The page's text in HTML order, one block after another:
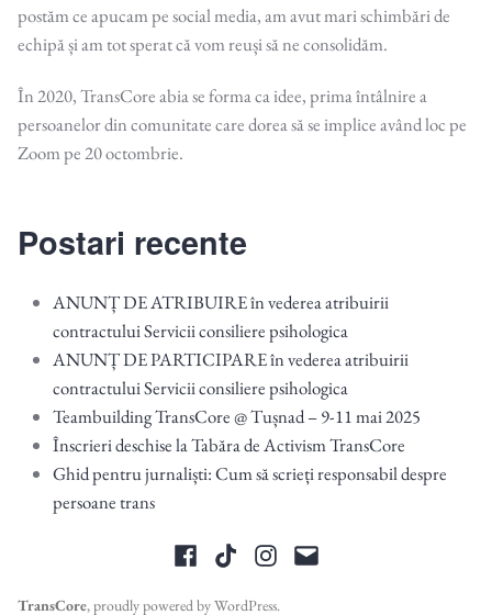
postăm ce apucam pe social media, am avut mari schimbări de
echipă și am tot sperat că vom reuși să ne consolidăm.
În 2020, TransCore abia se forma ca idee, prima întâlnire a
persoanelor din comunitate care dorea să se implice având loc pe
Zoom pe 20 octombrie.
Postari recente
ANUNȚ DE ATRIBUIRE în vederea atribuirii
contractului Servicii consiliere psihologica
ANUNȚ DE PARTICIPARE în vederea atribuirii
contractului Servicii consiliere psihologica
Teambuilding TransCore @ Tușnad – 9-11 mai 2025
Înscrieri deschise la Tabăra de Activism TransCore
Ghid pentru jurnaliști: Cum să scrieți responsabil despre
persoane trans
Facebook
TiktokInstagram
Email
TransCore,proudly powered by WordPress.